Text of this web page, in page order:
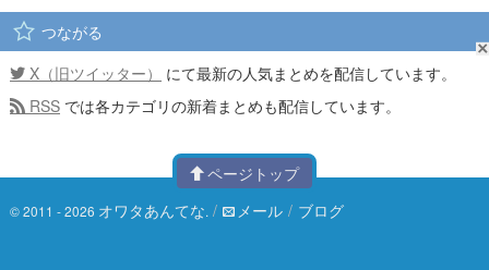
つながる
X（旧ツイッター）
にて最新の人気まとめを配信しています。
RSS では各カテゴリの新着まとめも配信しています。
ページトップ
© 2011 - 2026 オワタあんてな. / メール / ブログ